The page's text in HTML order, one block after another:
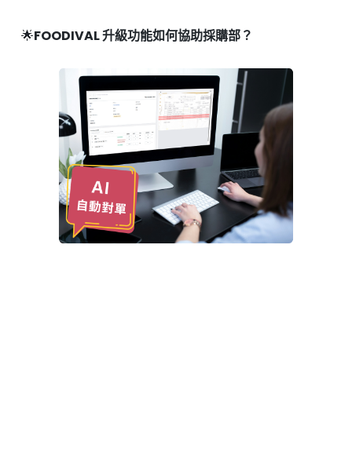
🌟FOODIVAL 升級功能如何協助採購部？